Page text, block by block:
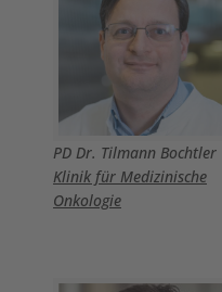
PD Dr. Tilmann Bochtler
Klinik für Medizinische
Onkologie